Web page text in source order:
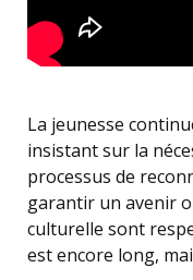
La jeunesse
insistant sur la
processus de
garantir un avenir
culturelle sont
est encore long,